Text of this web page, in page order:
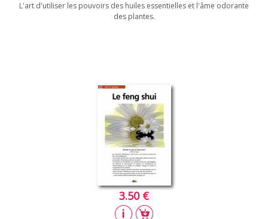
L'art d'utiliser les pouvoirs des huiles essentielles et l'âme odorante
des plantes.
3.50 €